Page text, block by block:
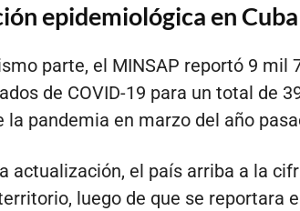
epidemiológica en Cuba
parte, el MINSAP reportó 9 mil
de COVID-19 para un total de
la pandemia en marzo del año
actualización, el país arriba a la
luego de que se reportara